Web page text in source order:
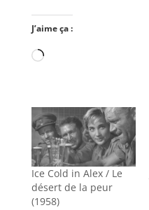
J’aime ça :
Chargement…
Ice Cold in Alex / Le
désert de la peur
(1958)